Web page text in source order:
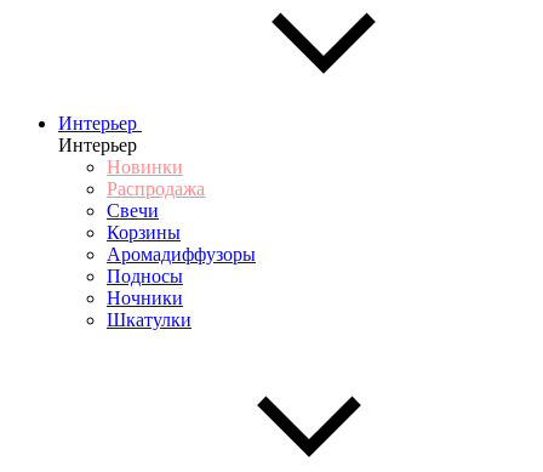
Интерьер
Интерьер
Новинки
Распродажа
Свечи
Корзины
Аромадиффузоры
Подносы
Ночники
Шкатулки